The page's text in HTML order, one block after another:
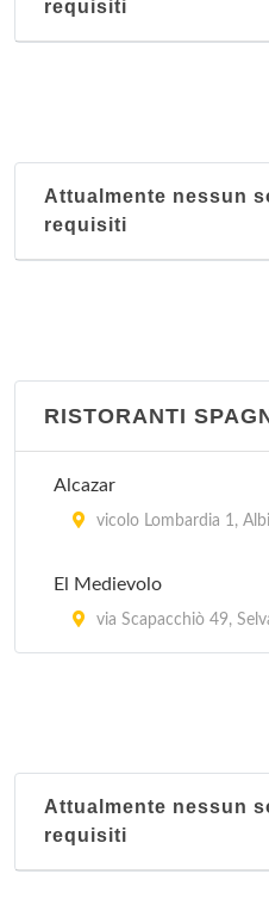
requisiti
Attualmente nessun
requisiti
RISTORANTI
Alcazar
vicolo Lombardia 1,
El Medievolo
via Scapacchiò 49,
Attualmente nessun
requisiti